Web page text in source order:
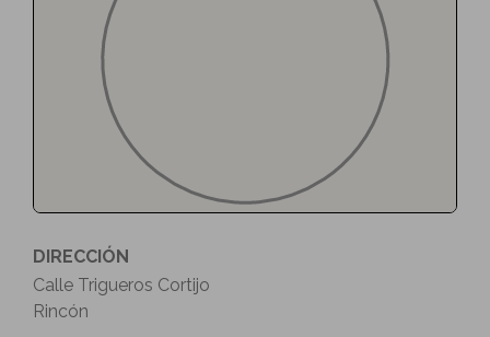
DIRECCIÓN
Calle Trigueros Cortijo
Rincón